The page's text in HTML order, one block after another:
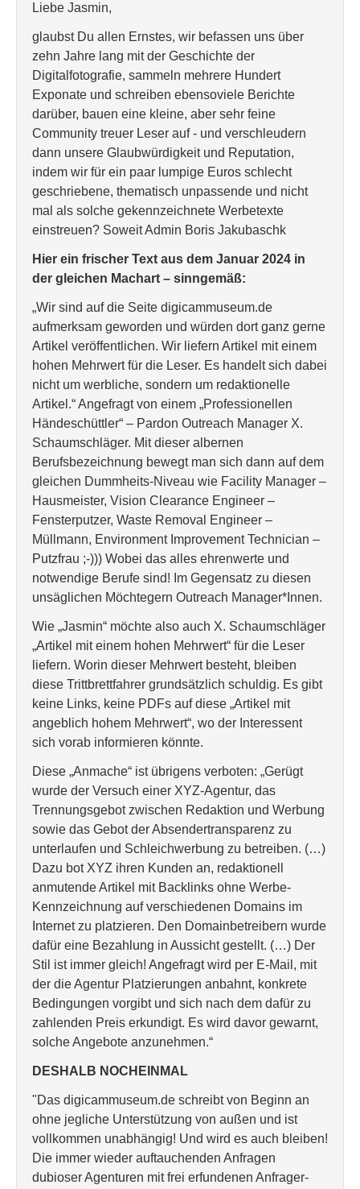
Liebe Jasmin,
glaubst Du allen Ernstes, wir befassen uns über
zehn Jahre lang mit der Geschichte der
Digitalfotografie, sammeln mehrere Hundert
Exponate und schreiben ebensoviele Berichte
darüber, bauen eine kleine, aber sehr feine
Community treuer Leser auf - und verschleudern
dann unsere Glaubwürdigkeit und Reputation,
indem wir für ein paar lumpige Euros schlecht
geschriebene, thematisch unpassende und nicht
mal als solche gekennzeichnete Werbetexte
einstreuen? Soweit Admin Boris Jakubaschk
Hier ein frischer Text aus dem Januar 2024 in
der gleichen Machart – sinngemäß:
„Wir sind auf die Seite digicammuseum.de
aufmerksam geworden und würden dort ganz gerne
Artikel veröffentlichen. Wir liefern Artikel mit einem
hohen Mehrwert für die Leser. Es handelt sich dabei
nicht um werbliche, sondern um redaktionelle
Artikel.“ Angefragt von einem „Professionellen
Händeschüttler“ – Pardon Outreach Manager X.
Schaumschläger. Mit dieser albernen
Berufsbezeichnung bewegt man sich dann auf dem
gleichen Dummheits-Niveau wie Facility Manager –
Hausmeister, Vision Clearance Engineer –
Fensterputzer, Waste Removal Engineer –
Müllmann, Environment Improvement Technician –
Putzfrau ;-))) Wobei das alles ehrenwerte und
notwendige Berufe sind! Im Gegensatz zu diesen
unsäglichen Möchtegern Outreach Manager*Innen.
Wie „Jasmin“ möchte also auch X. Schaumschläger
„Artikel mit einem hohen Mehrwert“ für die Leser
liefern. Worin dieser Mehrwert besteht, bleiben
diese Trittbrettfahrer grundsätzlich schuldig. Es gibt
keine Links, keine PDFs auf diese „Artikel mit
angeblich hohem Mehrwert“, wo der Interessent
sich vorab informieren könnte.
Diese „Anmache“ ist übrigens verboten: „Gerügt
wurde der Versuch einer XYZ-Agentur, das
Trennungsgebot zwischen Redaktion und Werbung
sowie das Gebot der Absendertransparenz zu
unterlaufen und Schleichwerbung zu betreiben. (…)
Dazu bot XYZ ihren Kunden an, redaktionell
anmutende Artikel mit Backlinks ohne Werbe-
Kennzeichnung auf verschiedenen Domains im
Internet zu platzieren. Den Domainbetreibern wurde
dafür eine Bezahlung in Aussicht gestellt. (…) Der
Stil ist immer gleich! Angefragt wird per E-Mail, mit
der die Agentur Platzierungen anbahnt, konkrete
Bedingungen vorgibt und sich nach dem dafür zu
zahlenden Preis erkundigt. Es wird davor gewarnt,
solche Angebote anzunehmen.“
DESHALB NOCHEINMAL
"Das digicammuseum.de schreibt von Beginn an
ohne jegliche Unterstützung von außen und ist
vollkommen unabhängig! Und wird es auch bleiben!
Die immer wieder auftauchenden Anfragen
dubioser Agenturen mit frei erfundenen Anfrager-